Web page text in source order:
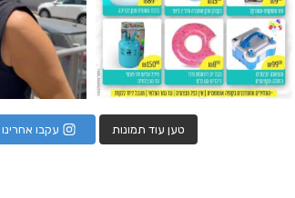
טען עוד תמונות עקבו אחרינו